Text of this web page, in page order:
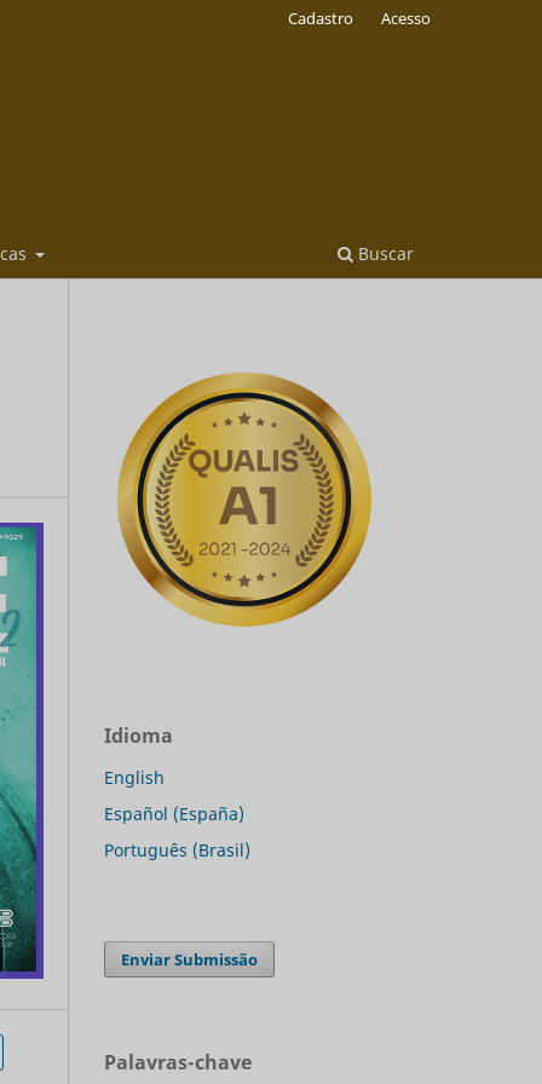
Buscar
Cadastro Acesso
Idioma
English
Español (España)
Português (Brasil)
Enviar Submissão
Palavras-chave